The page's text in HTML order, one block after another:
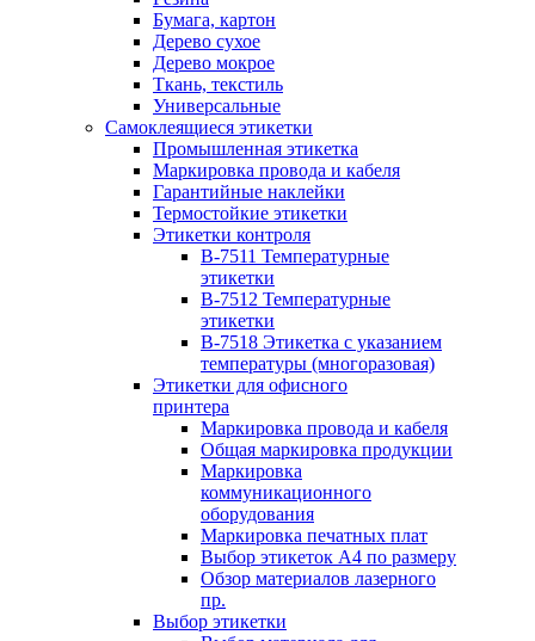
Бумага, картон
Дерево сухое
Дерево мокрое
Ткань, текстиль
Универсальные
Самоклеящиеся этикетки
Промышленная этикетка
Маркировка провода и кабеля
Гарантийные наклейки
Термостойкие этикетки
Этикетки контроля
B-7511 Температурные
этикетки
B-7512 Температурные
этикетки
B-7518 Этикетка с указанием
температуры (многоразовая)
Этикетки для офисного
принтера
Маркировка провода и кабеля
Общая маркировка продукции
Маркировка
коммуникационного
оборудования
Маркировка печатных плат
Выбор этикеток А4 по размеру
Обзор материалов лазерного
пр.
Выбор этикетки